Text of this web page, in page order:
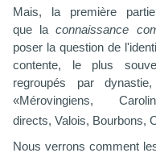
Mais, la première
que
laconnaissance
poser la question de
contente, le plus
regroupés par
«Mérovingiens,
directs, Valois, Bourbons,
Nous verrons comment